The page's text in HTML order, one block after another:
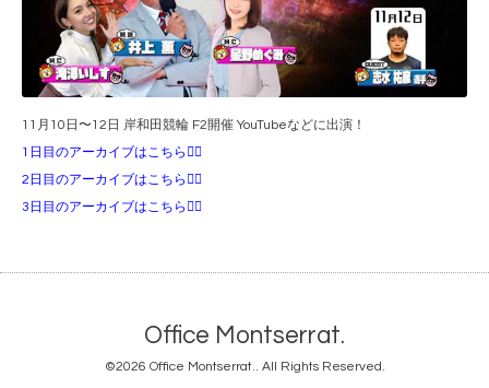
11月10日〜12日 岸和田競輪 F2開催 YouTubeなどに出演！
1日目のアーカイブはこちら💁‍♀️
2日目のアーカイブはこちら💁‍♀️
3日目のアーカイブはこちら💁‍♀️
Office Montserrat.
©2026 Office Montserrat.. All Rights Reserved.